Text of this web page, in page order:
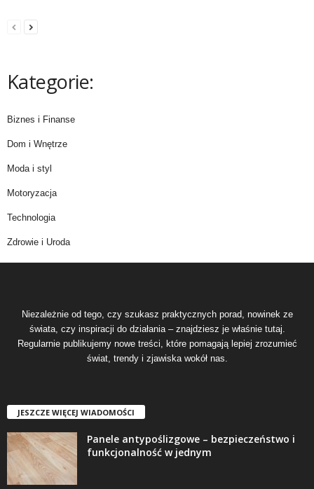
Kategorie:
Biznes i Finanse
Dom i Wnętrze
Moda i styl
Motoryzacja
Technologia
Zdrowie i Uroda
Niezależnie od tego, czy szukasz praktycznych porad, nowinek ze
świata, czy inspiracji do działania – znajdziesz je właśnie tutaj.
Regularnie publikujemy nowe treści, które pomagają lepiej zrozumieć
świat, trendy i zjawiska wokół nas.
JESZCZE WIĘCEJ WIADOMOŚCI
Panele antypoślizgowe – bezpieczeństwo i
funkcjonalność w jednym